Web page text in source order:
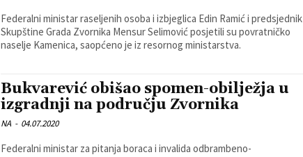
Federalni ministar raseljenih osoba i izbjeglica Edin Ramić i predsjednik
Skupštine Grada Zvornika Mensur Selimović posjetili su povratničko
naselje Kamenica, saopćeno je iz resornog ministarstva.
Bukvarević obišao spomen-obilježja u
izgradnji na području Zvornika
NA - 04.07.2020
Federalni ministar za pitanja boraca i invalida odbrambeno-